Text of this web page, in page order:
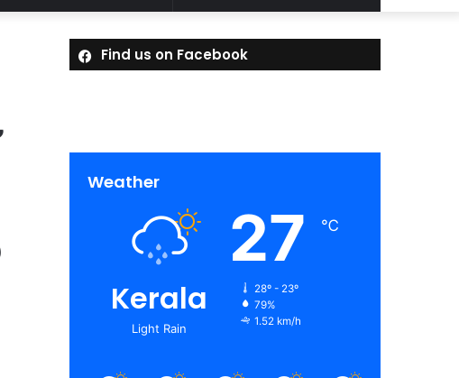
for
Article
Find us on Facebook
Weather
Kerala
Light Rain
27 ℃
28º - 23º
79%
1.52 km/h